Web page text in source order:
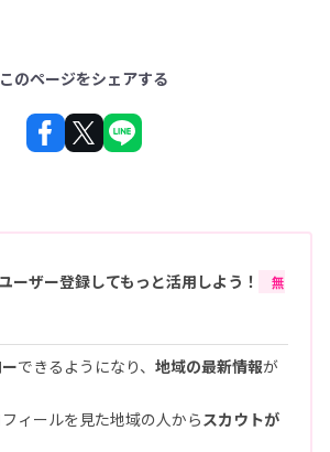
このページをシェアする
ーザー登録してもっと活用しよう！
無
できるようになり、 地域の最新情報が
ィールを見た地域の人から スカウトが